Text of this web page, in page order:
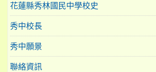
花蓮縣秀林國民中學校史
秀中校長
秀中願景
聯絡資訊